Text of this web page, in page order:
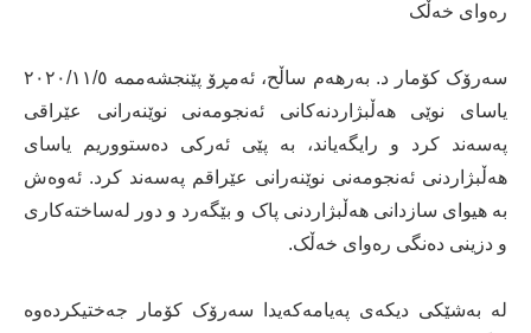
ره‌وای خه‌ڵک
سەرۆک کۆمار د. بەرھەم ساڵح، ئەمڕۆ پێنجشەممە ٢٠٢٠/١١/٥
یاسای نوێی ھەڵبژاردنەکانی ئەنجومەنی نوێنەرانی عێراقی
پەسەند کرد و رایگەیاند، بە پێی ئەرکی دەستووریم یاسای
هەڵبژاردنی ئەنجومەنی نوێنەرانی عێراقم په‌سه‌ند کرد. ئەوەش
بە هیوای سازدانی هه‌ڵبژاردنی پاک و بێگەرد و دور له‌ساخته‌کاری
و دزینی ده‌نگی ره‌وای خه‌ڵک.
لە بەشێکی دیکەی پەیامەکەیدا سەرۆک کۆمار جەختیکردەوە